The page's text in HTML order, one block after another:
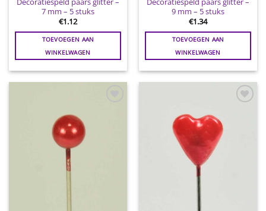
7 mm – 5 stuks
€1.12
TOEVOEGEN AAN
WINKELWAGEN
9 mm – 5 stuks
€1.34
TOEVOEGEN AAN
WINKELWAGEN
wenslijst